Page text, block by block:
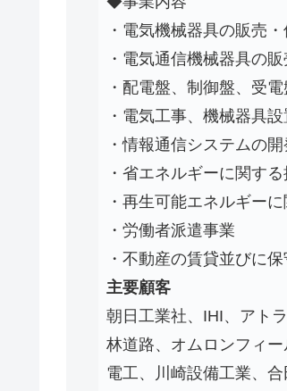
・電気機械器具の販売
・電気通信機械器具の
・配電盤、制御盤、受
・電気工事、機械器具
・情報通信システムの
・省エネルギーに関す
・再生可能エネルギー
・労働者派遣事業
・不動産の賃貸並びに
主要顧客
朝日工業社、IHI、アト
林道路、オムロンフィ
電工、川崎設備工業、